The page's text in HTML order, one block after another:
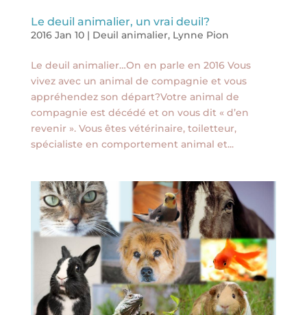
Le deuil animalier, un vrai deuil?
2016 Jan 10| Deuil animalier, Lynne Pion
Le deuil animalier…On en parle en 2016 Vous
vivez avec un animal de compagnie et vous
appréhendez son départ?Votre animal de
compagnie est décédé et on vous dit « d’en
revenir ». Vous êtes vétérinaire, toiletteur,
spécialiste en comportement animal et...